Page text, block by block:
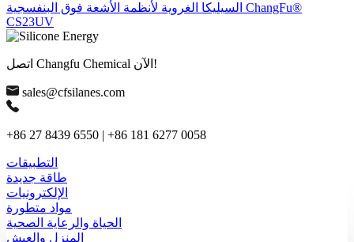
السيليكا الغروية لأنظمة الأشعة فوق البنفسجية ChangFu®
CS23UV
اتصل Changfu Chemical الآن!
sales@cfsilanes.com
+86 27 8439 6550 | +86 181 6277 0058
التطبيقات
طاقة جديدة
الإلكترونيات
مواد متطورة
الحياة والرعاية الصحية
المنزل والعيش